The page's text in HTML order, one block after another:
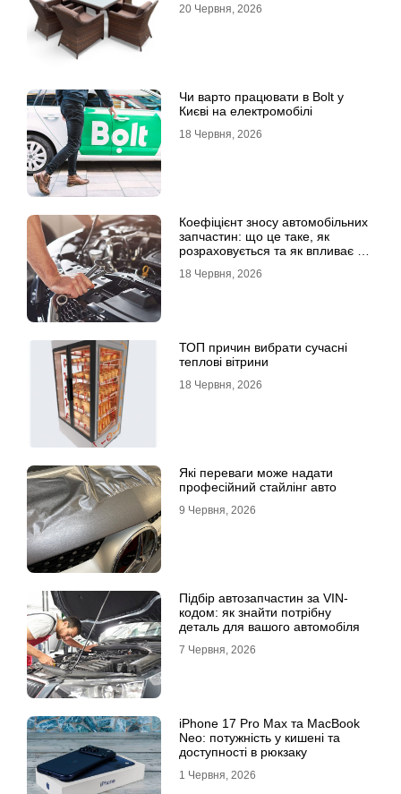
20 Червня, 2026
Чи варто працювати в Bolt у
Києві на електромобілі
18 Червня, 2026
Коефіцієнт зносу автомобільних
запчастин: що це таке, як
розраховується та як впливає на
18 Червня, 2026
ТОП причин вибрати сучасні
теплові вітрини
18 Червня, 2026
Які переваги може надати
професійний стайлінг авто
9 Червня, 2026
Підбір автозапчастин за VIN-
кодом: як знайти потрібну
деталь для вашого автомобіля
7 Червня, 2026
iPhone 17 Pro Max та MacBook
Neo: потужність у кишені та
доступності в рюкзаку
1 Червня, 2026